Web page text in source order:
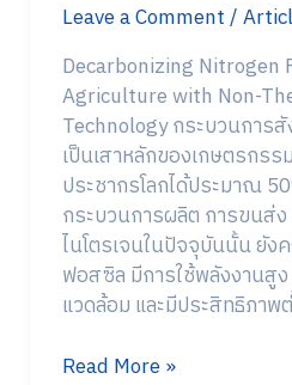
Leave a Comment/
Decarbonizing
Agriculture with Non-
Technology กระบวนการสั
เป็นเสาหลักของเกษตรกรร
ประชากรโลกได้ประมาณ
กระบวนการผลิต การขนส่ง
ไนโตรเจนในปัจจุบันนั้น ยัง
ฟอสซิล มีการใช้พลังงานสู
แวดล้อม และมีประสิทธิภาพ
Thermal
Plasma
Technology
Read More »